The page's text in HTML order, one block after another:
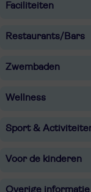
Faciliteiten
Restaurants/Bars
Zwembaden
Wellness
Sport &
Voor de kinderen
Overige informatie